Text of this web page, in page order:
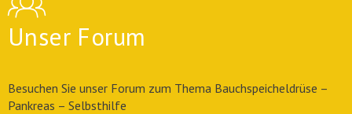
Unser Forum
Besuchen Sie unser Forum zum Thema Bauchspeicheldrüse –
Pankreas – Selbsthilfe